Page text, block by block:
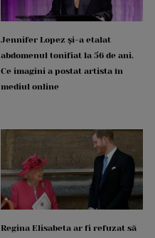
Jennifer Lopez și-a etalat
abdomenul tonifiat la 56 de ani.
Ce imagini a postat artista în
mediul online
Regina Elisabeta ar fi refuzat să